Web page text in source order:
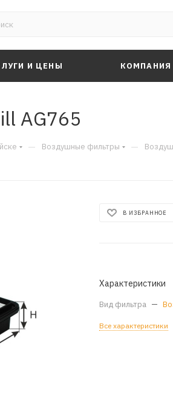
И ЦЕНЫ КОМПАНИЯ
AG765
— Воздушные фильтры —
В ИЗБРАННОЕ
Характеристики
Вид фильтра —
Все характеристики